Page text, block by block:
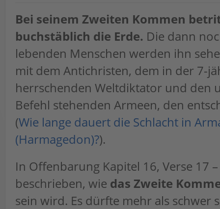
Bei seinem Zweiten Kommen
buchstäblich die Erde. Die dann
lebenden Menschen werden ihn
mit dem Antichristen, dem in der 7-
herrschenden Weltdiktator und den
Befehl stehenden Armeen, den
(Wie lange dauert die Schlacht in
(Harmagedon)?).
In Offenbarung Kapitel 16, Verse 17
beschrieben, wie das Zweite
sein wird. Es dürfte mehr als schwer